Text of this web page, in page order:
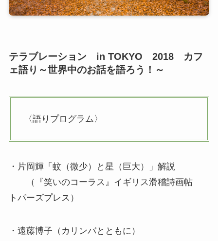
テラブレーション in TOKYO 2018 カフ
ェ語り～世界中のお話を語ろう！～
〈語りプログラム〉
・片岡輝「蚊（微少）と星（巨大）」解説
（『笑いのコーラス』イギリス滑稽詩画帖
トパーズプレス）
・遠藤博子（カリンバとともに）